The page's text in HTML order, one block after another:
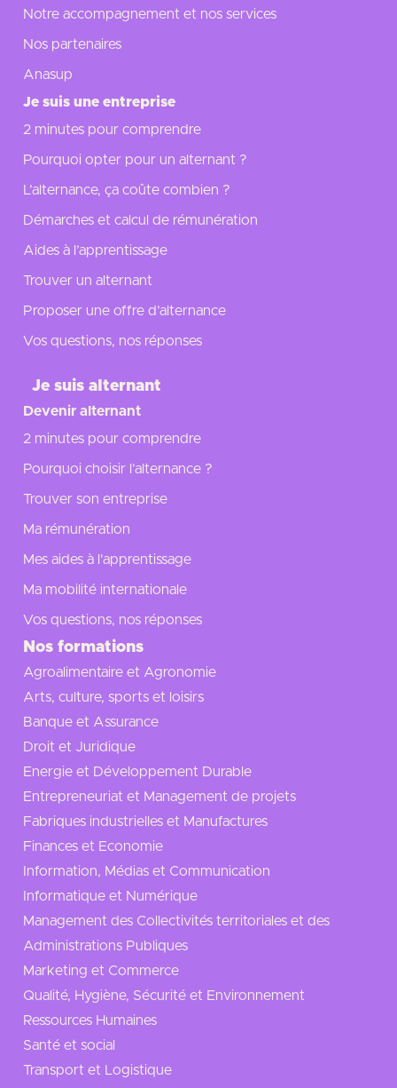
Notre accompagnement et nos services
Nos partenaires
Anasup
Je suis une entreprise
2 minutes pour comprendre
Pourquoi opter pour un alternant ?
L’alternance, ça coûte combien ?
Démarches et calcul de rémunération
Aides à l’apprentissage
Trouver un alternant
Proposer une offre d’alternance
Vos questions, nos réponses
Je suis alternant
Devenir alternant
2 minutes pour comprendre
Pourquoi choisir l’alternance ?
Trouver son entreprise
Ma rémunération
Mes aides à l'apprentissage
Ma mobilité internationale
Vos questions, nos réponses
Nos formations
Agroalimentaire et Agronomie
Arts, culture, sports et loisirs
Banque et Assurance
Droit et Juridique
Energie et Développement Durable
Entrepreneuriat et Management de projets
Fabriques industrielles et Manufactures
Finances et Economie
Information, Médias et Communication
Informatique et Numérique
Management des Collectivités territoriales et des
Administrations Publiques
Marketing et Commerce
Qualité, Hygiène, Sécurité et Environnement
Ressources Humaines
Santé et social
Transport et Logistique